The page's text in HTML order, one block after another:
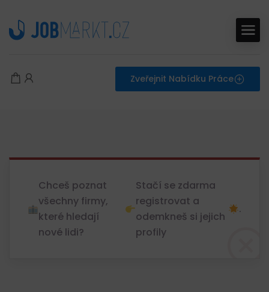
Zveřejnit Nabídku Práce
Chceš poznat
všechny firmy,
které hledají
nové lidi?
Stačí se zdarma
registrovat a
odemkneš si jejich
profily
.